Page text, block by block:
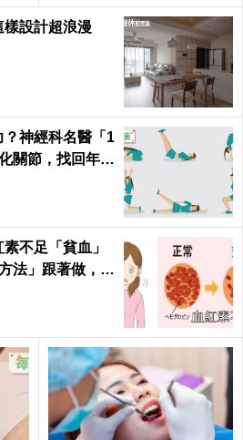
設計超浪漫
？神經科名醫「1
關節，找回年輕
不足「貧血」
法」跟著做，杜